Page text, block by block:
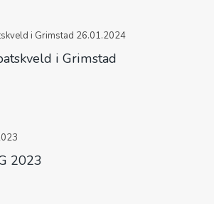
i Grimstad
2023